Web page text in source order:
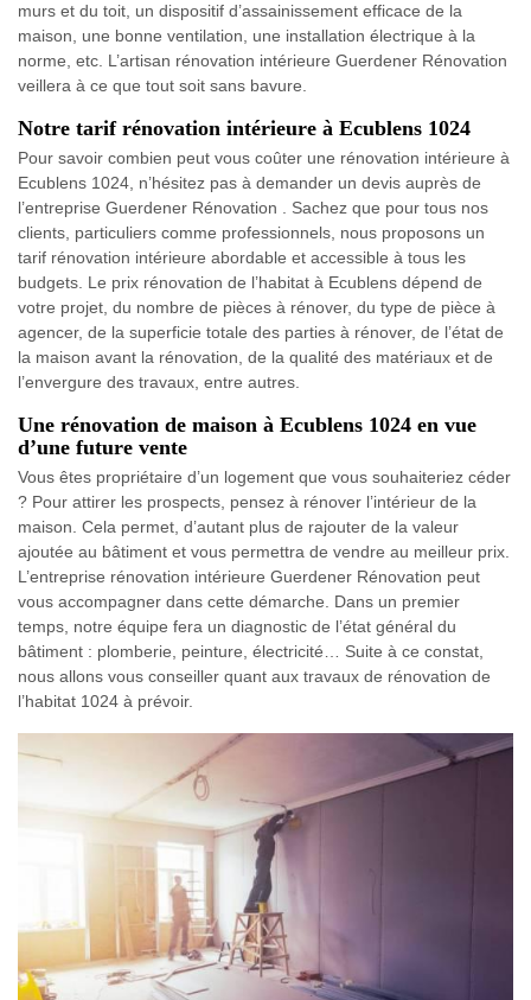
murs et du toit, un dispositif d’assainissement efficace de la
maison, une bonne ventilation, une installation électrique à la
norme, etc. L’artisan rénovation intérieure Guerdener Rénovation
veillera à ce que tout soit sans bavure.
Notre tarif rénovation intérieure à Ecublens 1024
Pour savoir combien peut vous coûter une rénovation intérieure à
Ecublens 1024, n’hésitez pas à demander un devis auprès de
l’entreprise Guerdener Rénovation . Sachez que pour tous nos
clients, particuliers comme professionnels, nous proposons un
tarif rénovation intérieure abordable et accessible à tous les
budgets. Le prix rénovation de l’habitat à Ecublens dépend de
votre projet, du nombre de pièces à rénover, du type de pièce à
agencer, de la superficie totale des parties à rénover, de l’état de
la maison avant la rénovation, de la qualité des matériaux et de
l’envergure des travaux, entre autres.
Une rénovation de maison à Ecublens 1024 en vue
d’une future vente
Vous êtes propriétaire d’un logement que vous souhaiteriez céder
? Pour attirer les prospects, pensez à rénover l’intérieur de la
maison. Cela permet, d’autant plus de rajouter de la valeur
ajoutée au bâtiment et vous permettra de vendre au meilleur prix.
L’entreprise rénovation intérieure Guerdener Rénovation peut
vous accompagner dans cette démarche. Dans un premier
temps, notre équipe fera un diagnostic de l’état général du
bâtiment : plomberie, peinture, électricité… Suite à ce constat,
nous allons vous conseiller quant aux travaux de rénovation de
l’habitat 1024 à prévoir.